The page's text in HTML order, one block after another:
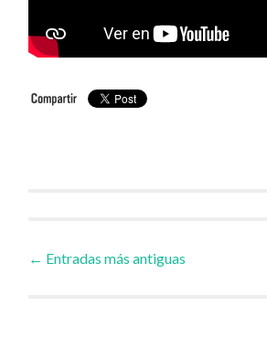
Ir
← Entradas más antiguas